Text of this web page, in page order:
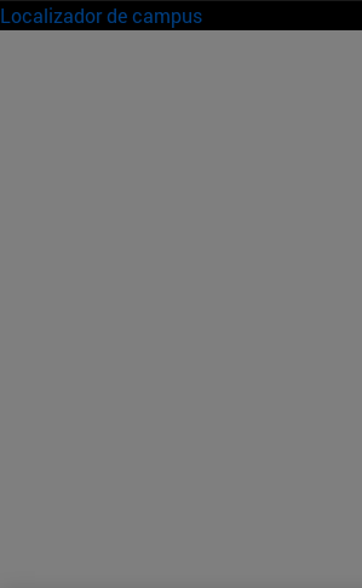
Localizador de campus